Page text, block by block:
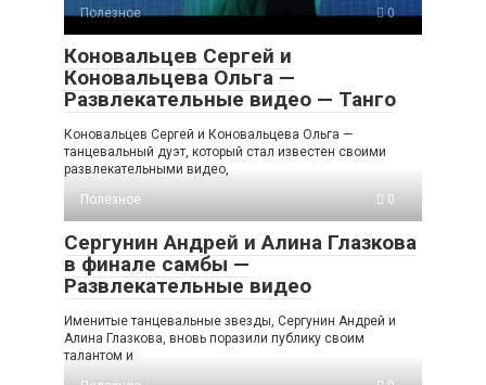
Полезное 0
Коновальцев Сергей и
Коновальцева Ольга —
Развлекательные видео — Танго
Коновальцев Сергей и Коновальцева Ольга —
танцевальный дуэт, который стал известен своими
развлекательными видео,
Полезное
0
Сергунин Андрей и Алина Глазкова
в финале самбы —
Развлекательные видео
Именитые танцевальные звезды, Сергунин Андрей и
Алина Глазкова, вновь поразили публику своим
талантом и